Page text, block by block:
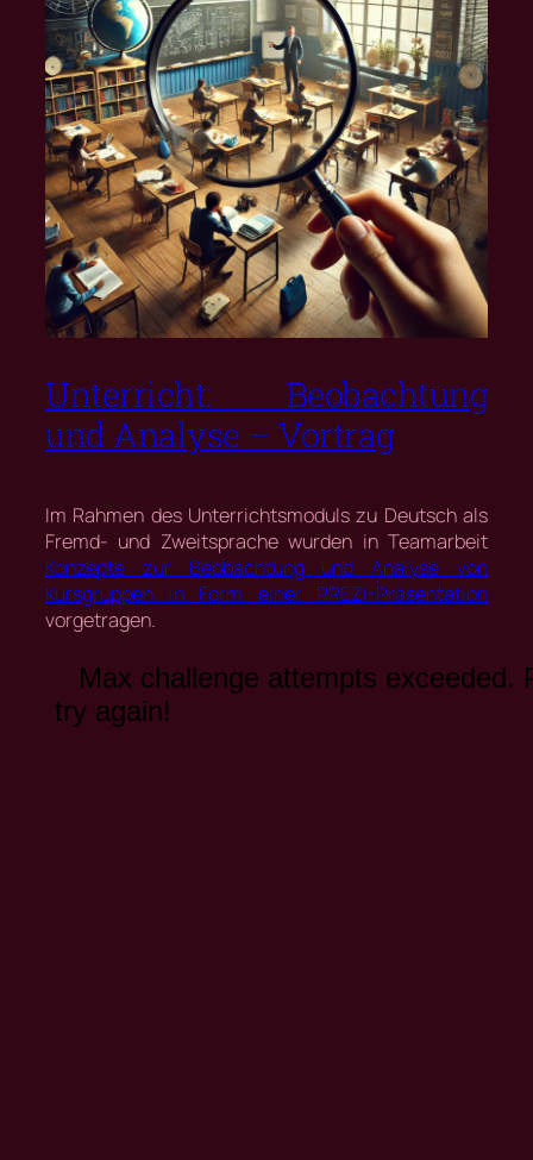
Unterricht: Beobachtung
und Analyse – Vortrag
Im Rahmen des Unterrichtsmoduls zu Deutsch als
Fremd- und Zweitsprache wurden in Teamarbeit
Konzepte zur Beobachtung und Analyse von
Kursgruppen in Form einer PREZI-Präsentation
vorgetragen.